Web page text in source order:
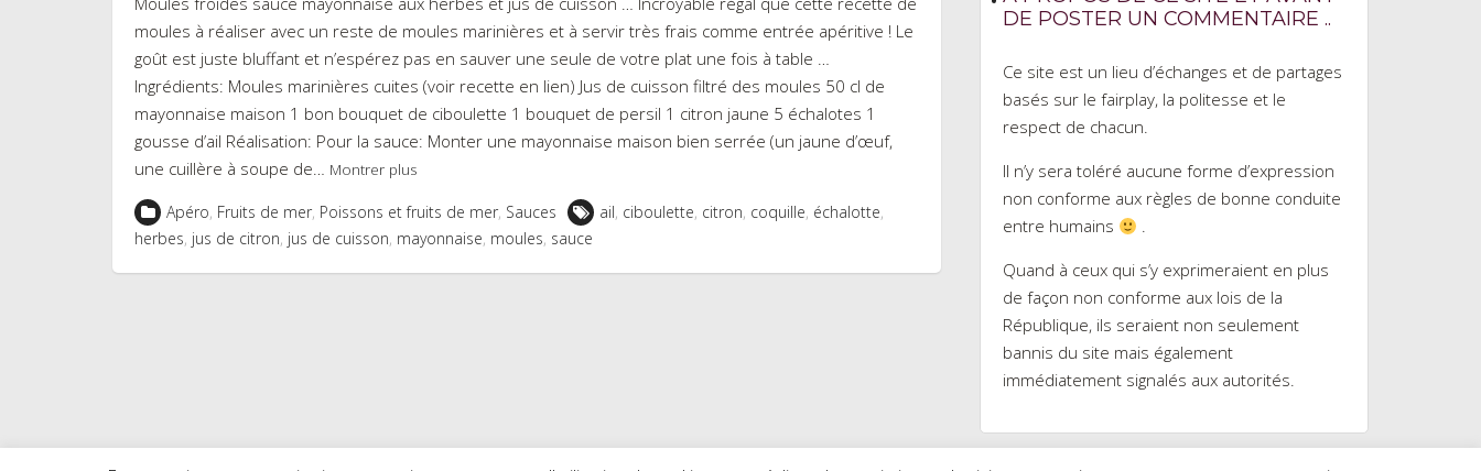
moules à réaliser avec un reste de moules marinières et à servir très frais comme entrée apéritive ! Le
goût est juste bluffant et n’espérez pas en sauver une seule de votre plat une fois à table …
Ingrédients: Moules marinières cuites (voir recette en lien) Jus de cuisson filtré des moules 50 cl de
mayonnaise maison 1 bon bouquet de ciboulette 1 bouquet de persil 1 citron jaune 5 échalotes 1
gousse d’ail Réalisation: Pour la sauce: Monter une mayonnaise maison bien serrée (un jaune d’œuf,
une cuillère à soupe de… Montrer plus
Apéro, Fruits de mer, Poissons et fruits de mer, Sauces ail, ciboulette, citron, coquille, échalotte,
herbes, jus de citron, jus de cuisson, mayonnaise, moules, sauce
DE POSTER UN COMMENTAIRE ..
Ce site est un lieu d’échanges et de partages
basés sur le fairplay, la politesse et le
respect de chacun.
Il n’y sera toléré aucune forme d’expression
non conforme aux règles de bonne conduite
entre humains
.
Quand à ceux qui s’y exprimeraient en plus
de façon non conforme aux lois de la
République, ils seraient non seulement
bannis du site mais également
immédiatement signalés aux autorités.